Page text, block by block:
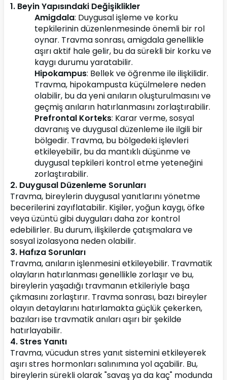
1. Beyin Yapısındaki Değişiklikler
Amigdala: Duygusal işleme ve korku
tepkilerinin düzenlenmesinde önemli bir rol
oynar. Travma sonrası, amigdala genellikle
aşırı aktif hale gelir, bu da sürekli bir korku ve
kaygı durumu yaratabilir.
Hipokampus: Bellek ve öğrenme ile ilişkilidir.
Travma, hipokampusta küçülmelere neden
olabilir, bu da yeni anıların oluşturulmasını ve
geçmiş anıların hatırlanmasını zorlaştırabilir.
Prefrontal Korteks: Karar verme, sosyal
davranış ve duygusal düzenleme ile ilgili bir
bölgedir. Travma, bu bölgedeki işlevleri
etkileyebilir, bu da mantıklı düşünme ve
duygusal tepkileri kontrol etme yeteneğini
zorlaştırabilir.
2. Duygusal Düzenleme Sorunları
Travma, bireylerin duygusal yanıtlarını yönetme
becerilerini zayıflatabilir. Kişiler, yoğun kaygı, öfke
veya üzüntü gibi duyguları daha zor kontrol
edebilirler. Bu durum, ilişkilerde çatışmalara ve
sosyal izolasyona neden olabilir.
3. Hafıza Sorunları
Travma, anıların işlenmesini etkileyebilir. Travmatik
olayların hatırlanması genellikle zorlaşır ve bu,
bireylerin yaşadığı travmanın etkileriyle başa
çıkmasını zorlaştırır. Travma sonrası, bazı bireyler
olayın detaylarını hatırlamakta güçlük çekerken,
bazıları ise travmatik anıları aşırı bir şekilde
hatırlayabilir.
4. Stres Yanıtı
Travma, vücudun stres yanıt sistemini etkileyerek
aşırı stres hormonları salınımına yol açabilir. Bu,
bireylerin sürekli olarak "savaş ya da kaç" modunda